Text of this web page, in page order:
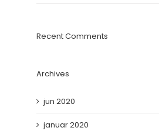
Recent Comments
Archives
jun 2020
januar 2020